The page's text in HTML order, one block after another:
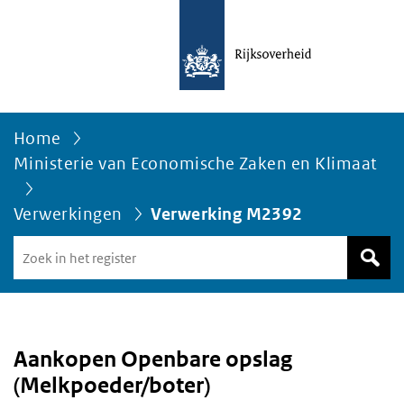
Home
Ministerie van Economische Zaken en Klimaat
Verwerkingen Verwerking M2392
in
het
Aankopen Openbare opslag
(Melkpoeder/boter)